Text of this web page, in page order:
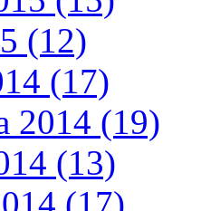
(12)
(17)
2014 (19)
(13)
(17)